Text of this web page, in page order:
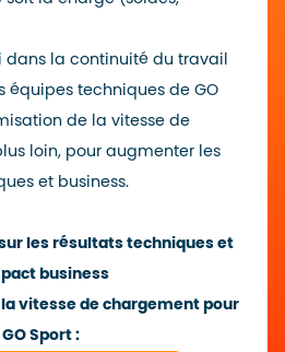
dans la continuité du travail
techniques de GO
de la vitesse de
loin, pour augmenter les
et business.
les résultats techniques et
business
vitesse de chargement pour
GO Sport :